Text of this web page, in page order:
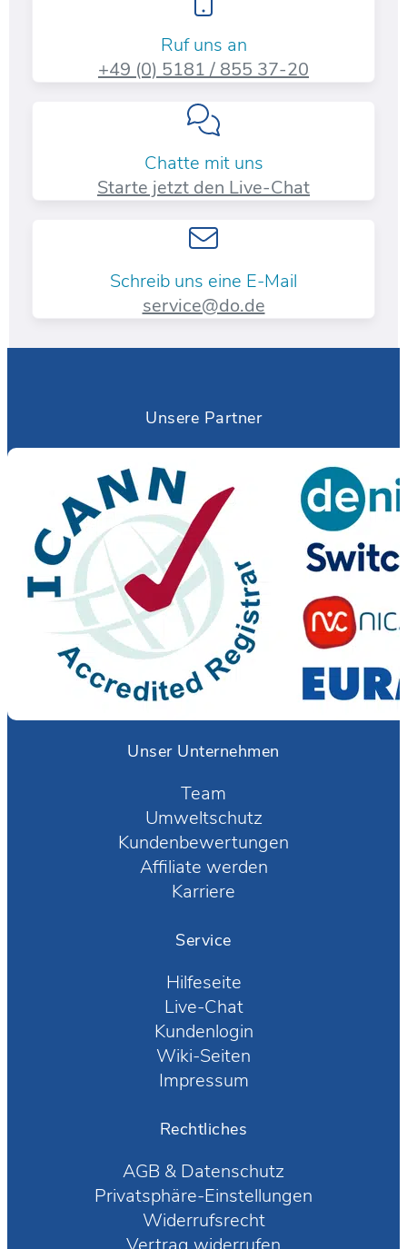
Ruf uns an
+49 (0) 5181 / 855 37-20​
Chatte mit uns
Starte jetzt den Live-Chat
Schreib uns eine E-Mail
service@do.de
Unsere Partner
Unser Unternehmen
Team
Umweltschutz
Kundenbewertungen
Affiliate werden
Karriere
Service
Hilfeseite
Live-Chat
Kundenlogin
Wiki-Seiten
Impressum
Rechtliches
AGB & Datenschutz
Privatsphäre-Einstellungen
Widerrufsrecht